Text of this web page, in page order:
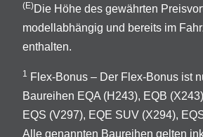
(E)Die Höhe des gewährten
modellabhängig und bereits im
enthalten.
1 Flex-Bonus – Der Flex-Bonus ist
Baureihen EQA (H243), EQB
EQS (V297), EQE SUV (X294),
Alle genannten Baureihen gelten